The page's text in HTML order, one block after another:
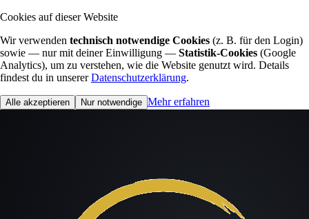
Cookies auf dieser Website
Wir verwenden technisch notwendige Cookies (z. B. für den Login)
sowie — nur mit deiner Einwilligung — Statistik-Cookies (Google
Analytics), um zu verstehen, wie die Website genutzt wird. Details
findest du in unserer Datenschutzerklärung.
Alle akzeptieren Nur notwendige Mehr erfahren